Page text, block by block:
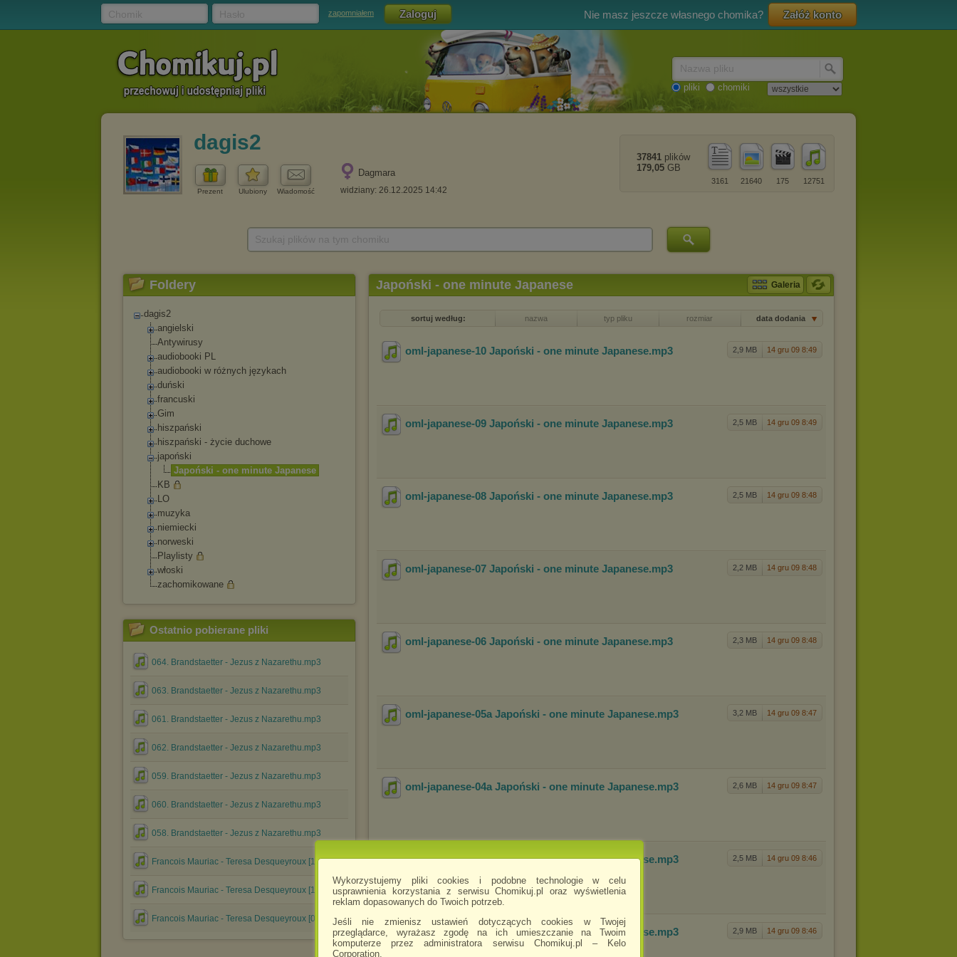
Wykorzystujemy pliki cookies i podobne technologie w celu
usprawnienia korzystania z serwisu Chomikuj.pl oraz wyświetlenia
reklam dopasowanych do Twoich potrzeb.
Jeśli nie zmienisz ustawień dotyczących cookies w Twojej
przeglądarce, wyrażasz zgodę na ich umieszczanie na Twoim
komputerze przez administratora serwisu Chomikuj.pl – Kelo
Corporation.
zapomniałem Nie masz jeszcze własnego chomika? Załóż konto
pliki chomiki
dagis2
Prezent Ulubiony Wiadomość
Dagmara
widziany: 26.12.2025 14:42
12751
175
21640
3161
37841 plików
179,05 GB
Foldery
dagis2
angielski
Antywirusy
audiobooki PL
audiobooki w różnych językach
duński
francuski
Gim
hiszpański
hiszpański - życie duchowe
japoński
Japoński - one minute Japanese
KB
LO
muzyka
niemiecki
norweski
Playlisty
włoski
zachomikowane
Ostatnio pobierane pliki
064. Brandstaetter - Jezus z Nazarethu.mp3
063. Brandstaetter - Jezus z Nazarethu.mp3
061. Brandstaetter - Jezus z Nazarethu.mp3
062. Brandstaetter - Jezus z Nazarethu.mp3
059. Brandstaetter - Jezus z Nazarethu.mp3
060. Brandstaetter - Jezus z Nazarethu.mp3
058. Brandstaetter - Jezus z Nazarethu.mp3
Francois Mauriac - Teresa Desqueyroux [11].mp3
Francois Mauriac - Teresa Desqueyroux [12].mp3
Francois Mauriac - Teresa Desqueyroux [06].mp3
Japoński - one minute Japanese Galeria
sortuj według: nazwa typ pliku rozmiar data dodania
2,9 MB 14 gru 09 8:49
oml-japanese-10 Japoński - one minute Japanese.mp3
2,5 MB 14 gru 09 8:49
oml-japanese-09 Japoński - one minute Japanese.mp3
2,5 MB 14 gru 09 8:48
oml-japanese-08 Japoński - one minute Japanese.mp3
2,2 MB 14 gru 09 8:48
oml-japanese-07 Japoński - one minute Japanese.mp3
2,3 MB 14 gru 09 8:48
oml-japanese-06 Japoński - one minute Japanese.mp3
3,2 MB 14 gru 09 8:47
oml-japanese-05a Japoński - one minute Japanese.mp3
2,6 MB 14 gru 09 8:47
oml-japanese-04a Japoński - one minute Japanese.mp3
2,5 MB 14 gru 09 8:46
oml-japanese-03a Japoński - one minute Japanese.mp3
2,9 MB 14 gru 09 8:46
oml-japanese-02a Japoński - one minute Japanese.mp3